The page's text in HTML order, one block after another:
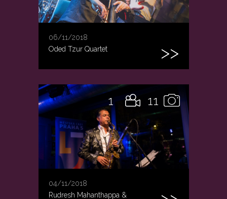
06/11/2018
Oded Tzur Quartet
11
1
04/11/2018
Rudresh Mahanthappa &